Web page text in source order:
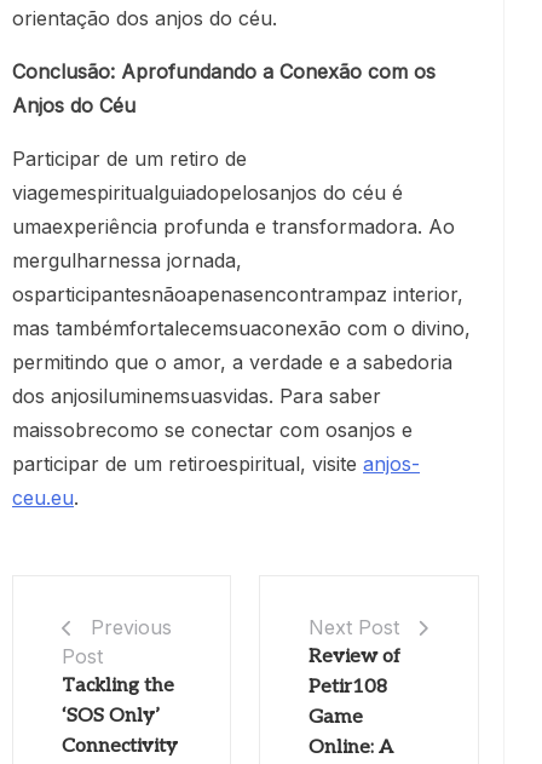
orientação dos anjos do céu.
Conclusão: Aprofundando a Conexão com os
Anjos do Céu
Participar de um retiro de
viagemespiritualguiadopelosanjos do céu é
umaexperiência profunda e transformadora. Ao
mergulharnessa jornada,
osparticipantesnãoapenasencontrampaz interior,
mas tambémfortalecemsuaconexão com o divino,
permitindo que o amor, a verdade e a sabedoria
dos anjosiluminemsuasvidas. Para saber
maissobrecomo se conectar com osanjos e
participar de um retiroespiritual, visite anjos-
ceu.eu.
Previous
Post
Tackling the
‘SOS Only’
Connectivity
Next Post
Review of
Petir108
Game
Online: A